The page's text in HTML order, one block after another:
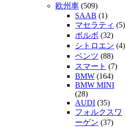
欧州車 (509)
SAAB (1)
マセラティ (5)
ボルボ (32)
シトロエン (4)
ベンツ (88)
スマート (7)
BMW (164)
BMW MINI
(28)
AUDI (35)
フォルクスワ
ーゲン (37)